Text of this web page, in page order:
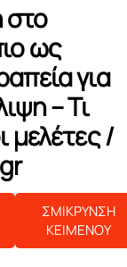
στο
ως
για
– Τι
μελέτες /
ΣΜΙΚΡΥΝΣΗ
ΚΕΙΜΕΝΟΥ